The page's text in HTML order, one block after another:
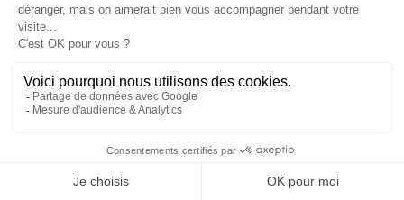
1h de jeu sur un terrain privatisé pour votre
groupe
Vestiaires avec douches à disposition
Votre guide locale anglophone vous
Eau à disposition durant le match
Transfert A/R en minibus privatisé
Mon EVG à Vilnius